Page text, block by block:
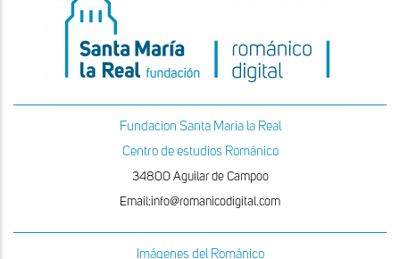
Fundacion Santa Maria la Real
Centro de estudios Románico
34800 Aguilar de Campoo
Email:info@romanicodigital.com
Imágenes del Románico